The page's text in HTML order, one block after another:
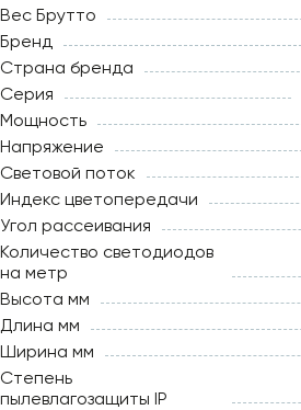
Вес Брутто
Бренд
Страна бренда
Серия
Мощность
Напряжение
Световой поток
Индекс цветопередачи
Угол рассеивания
Количество светодиодов
на метр
Высота мм
Длина мм
Ширина мм
Степень
пылевлагозащиты IP